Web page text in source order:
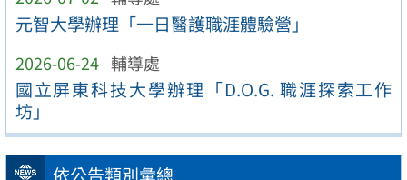
元智大學辦理「一日醫護職涯體驗營」
2026-06-24 輔導處
國立屏東科技大學辦理「D.O.G. 職涯探索工作
坊」
依公告類別彙總